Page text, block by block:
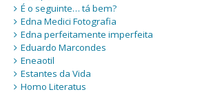
É o seguinte… tá bem?
Edna Medici Fotografia
Edna perfeitamente imperfeita
Eduardo Marcondes
Eneaotil
Estantes da Vida
Homo Literatus